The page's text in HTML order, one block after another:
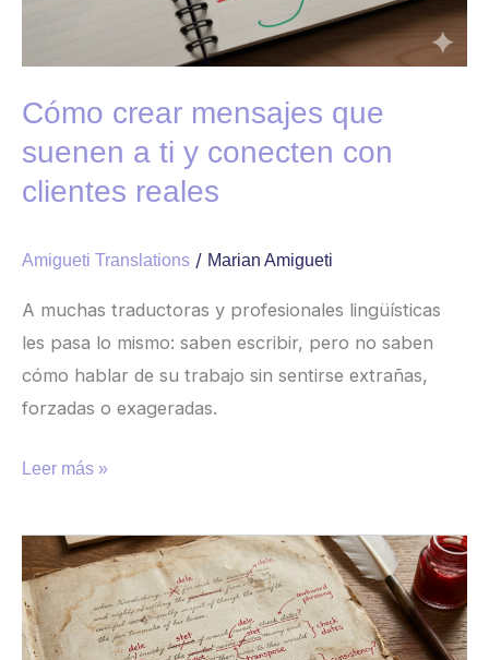
Cómo crear mensajes que
suenen a ti y conecten con
clientes reales
Amigueti Translations / Marian Amigueti
A muchas traductoras y profesionales lingüísticas
les pasa lo mismo: saben escribir, pero no saben
cómo hablar de su trabajo sin sentirse extrañas,
forzadas o exageradas.
Leer más »
Revisión
editorial:
la
última